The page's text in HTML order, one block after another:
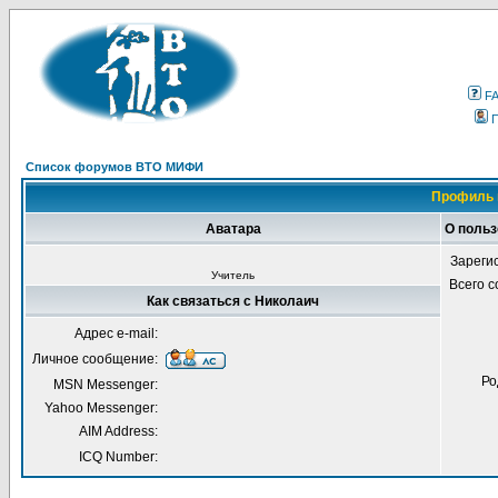
Список форумов ВТО МИФИ
Профиль
Аватара О
Учитель
Всего
Как связаться с Николаич
Адрес e-mail:
Личное сообщение:
MSN Messenger:
Yahoo Messenger:
AIM Address:
ICQ Number: